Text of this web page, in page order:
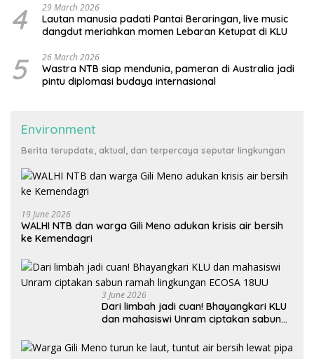
4 29 March 2026
Lautan manusia padati Pantai Beraringan, live music
dangdut meriahkan momen Lebaran Ketupat di KLU
5 26 March 2026
Wastra NTB siap mendunia, pameran di Australia jadi
pintu diplomasi budaya internasional
Environment
Berita terupdate, aktual, dan terpercaya seputar lingkungan
19 June 2026
WALHI NTB dan warga Gili Meno adukan krisis air bersih
ke Kemendagri
3 June 2026
Dari limbah jadi cuan! Bhayangkari KLU
dan mahasiswi Unram ciptakan sabun